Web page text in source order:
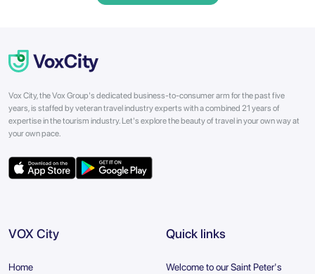
Vox City, the Vox Group's dedicated business-to-consumer arm for the past five
years, is staffed by veteran travel industry experts with a combined 21 years of
expertise in the tourism industry. Let's explore the beauty of travel in your own way at
your own pace.
VOX City
Home
Quick links
Welcome to our Saint Peter's